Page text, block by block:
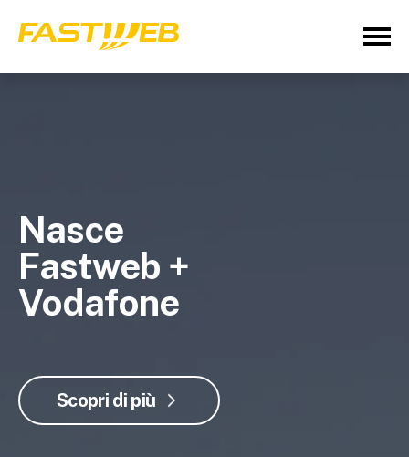
Nasce
Fastweb +
Vodafone
Scopri di più